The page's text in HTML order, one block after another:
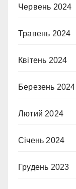
Червень 2024
Травень 2024
Квітень 2024
Березень 2024
Лютий 2024
Січень 2024
Грудень 2023